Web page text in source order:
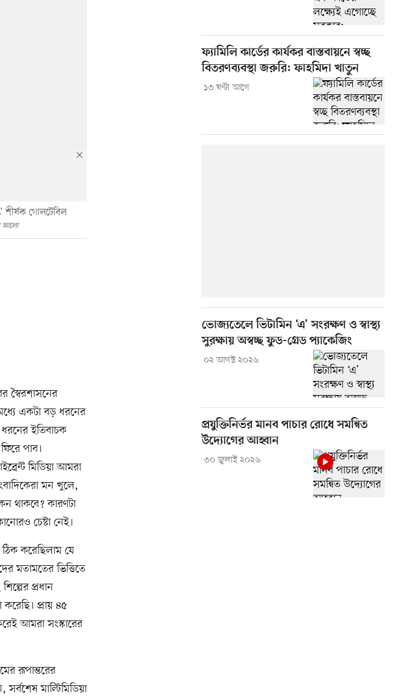
শীর্ষক গোলটেবিল
আলো
স্বৈরশাসনের
একটা বড় ধরনের
ইতিবাচক
পাব।
মিডিয়া আমরা
মন খুলে,
থাকবে? কারণটা
চেষ্টা নেই।
করেছিলাম যে
মতামতের ভিত্তিতে
প্রধান
প্রায় ৪৫
আমরা সংস্কারের
রূপান্তরের
মাল্টিমিডিয়া
ফ্যামিলি কার্ডের কার্যকর বাস্তবায়নে স্বচ্ছ
বিতরণব্যবস্থা জরুরি: ফাহমিদা খাতুন
১৩ ঘণ্টা আগে
ভোজ্যতেলে ভিটামিন ‘এ’ সংরক্ষণ ও স্বাস্থ্য
সুরক্ষায় অস্বচ্ছ ফুড-গ্রেড প্যাকেজিং
০২ আগস্ট ২০২৬
প্রযুক্তিনির্ভর মানব পাচার রোধে সমন্বিত
উদ্যোগের আহ্বান
৩০ জুলাই ২০২৬